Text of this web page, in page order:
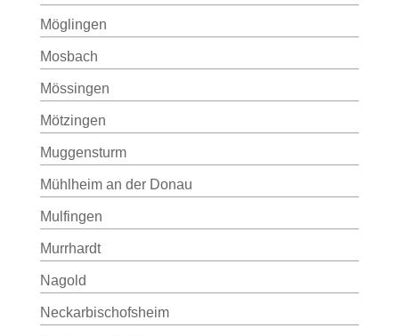
Möglingen
Mosbach
Mössingen
Mötzingen
Muggensturm
Mühlheim an der Donau
Mulfingen
Murrhardt
Nagold
Neckarbischofsheim